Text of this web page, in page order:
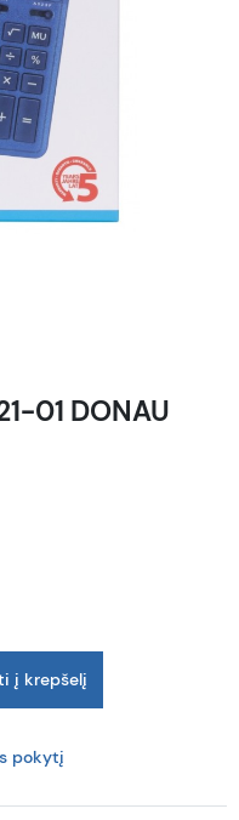
01 DONAU
į krepšelį
pokytį